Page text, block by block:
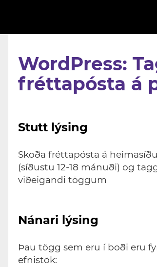
WordPress:
fréttapósta á
Stutt lýsing
Skoða fréttapósta á
(síðustu 12-18 mánuði) og
viðeigandi töggum
Nánari lýsing
Þau tögg sem eru í boði eru
efnistök: